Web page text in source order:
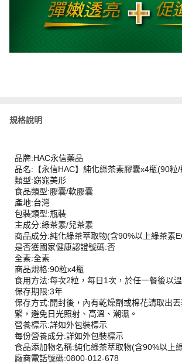
規格說明
品牌:HAC永信藥品
品名:【永信HAC】純化綠茶素膠囊x4瓶(90粒/
類型:窈窕美形
食品類型:膠囊/軟膠囊
產地:台灣
包裝類型:瓶裝
主成分:綠茶素/兒茶素
商品成分:純化綠茶萃取物(含90%以上綠茶素
是否獲國家健康認證號碼:否
全素:全素
商品規格:90粒x4瓶
食用方法:每次2粒，每日1次，於任一餐後以
保存期限:3年
保存方式:開封後，內有乾燥劑或棉花請取出
緊，避免日光照射、高溫、潮濕。
營養標示:詳如外包裝標示
每份營養成分:詳如外包裝標示
食品添加物名稱:純化綠茶萃取物(含90%以上
廠商電話號碼:0800-012-678